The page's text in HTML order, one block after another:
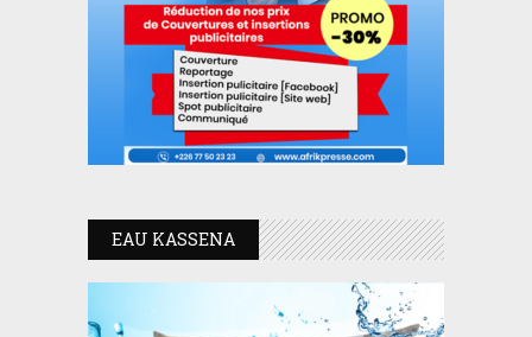
EAU KASSENA